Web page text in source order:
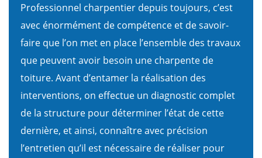
Professionnel charpentier depuis toujours, c’est
avec énormément de compétence et de savoir-
faire que l’on met en place l’ensemble des travaux
que peuvent avoir besoin une charpente de
toiture. Avant d’entamer la réalisation des
interventions, on effectue un diagnostic complet
de la structure pour déterminer l’état de cette
dernière, et ainsi, connaître avec précision
l’entretien qu’il est nécessaire de réaliser pour